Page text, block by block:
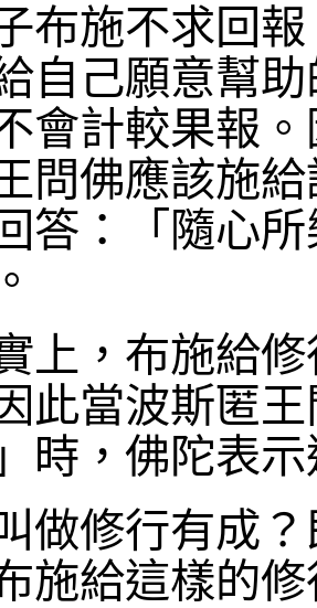
布施不求回
自己願意幫
會計較果報
問佛應該施
答：「隨心所
上，布施給
此當波斯匿
時，佛陀表
做修行有成
施給這樣的